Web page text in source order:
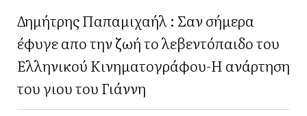
Δημήτρης Παπαμιχαήλ : Σαν σήμερα
έφυγε απο την ζωή το λεβεντόπαιδο του
Ελληνικού Κινηματογράφου-Η ανάρτηση
του γιου του Γιάννη